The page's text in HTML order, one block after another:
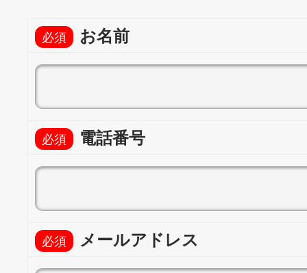
お名前
電話番号
メールアドレス